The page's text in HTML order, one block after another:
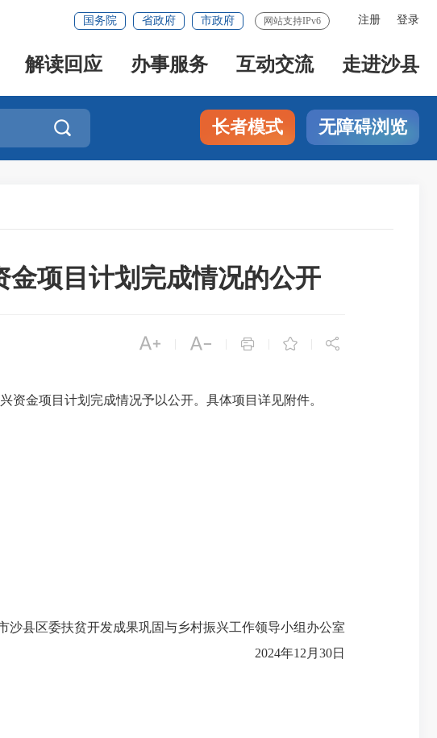
注册 登录
国务院 省政府 市政府 网站支持IPv6
解读回应 办事服务 互动交流 走进沙县
 长者模式 无障碍浏览
金项目计划完成情况的公开
    
资金项目计划完成情况予以公开。具体项 目详见附件。
沙县区委扶贫开发成果巩固与乡村振兴工作领导小组办公室
2024年12 月 30日